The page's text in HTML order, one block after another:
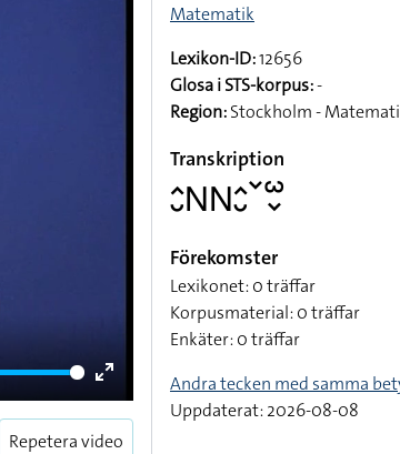
Enter
fullscreen
Repetera video
Matematik
Lexikon-ID:12656
Glosa i STS-korpus:-
Region:Stockholm -
Transkription
􌤵􌤷􌥌􌥌􌤵􌤷􌥧􌥱􌦀
Förekomster
Lexikonet: 0 träffar
Korpusmaterial: 0 träffar
Enkäter: 0 träffar
Andra tecken med samma
Uppdaterat: 2026-08-08